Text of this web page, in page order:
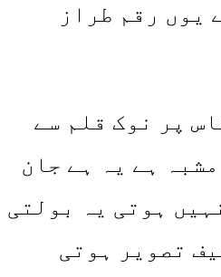
یوں رقم طراز
پر نوک قلم سے
ہے یہ ہے جان
ہوتی یہ بولتی
تصویر ہوتی